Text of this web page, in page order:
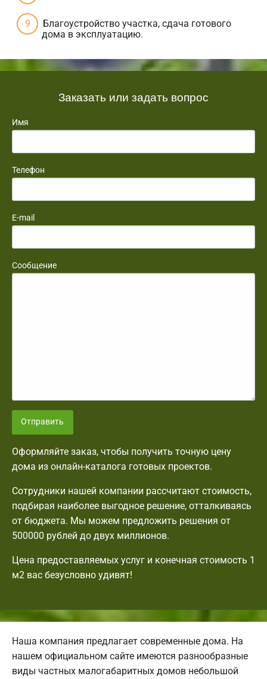
Благоустройство участка, сдача готового
дома в эксплуатацию.
Заказать или задать вопрос
Имя
Телефон
E-mail
Сообщение
Отправить
Оформляйте заказ, чтобы получить точную цену
дома из онлайн-каталога готовых проектов.
Сотрудники нашей компании рассчитают стоимость,
подбирая наиболее выгодное решение, отталкиваясь
от бюджета. Мы можем предложить решения от
500000 рублей до двух миллионов.
Цена предоставляемых услуг и конечная стоимость 1
м2 вас безусловно удивят!
Наша компания предлагает современные дома. На
нашем официальном сайте имеются разнообразные
виды частных малогабаритных домов небольшой